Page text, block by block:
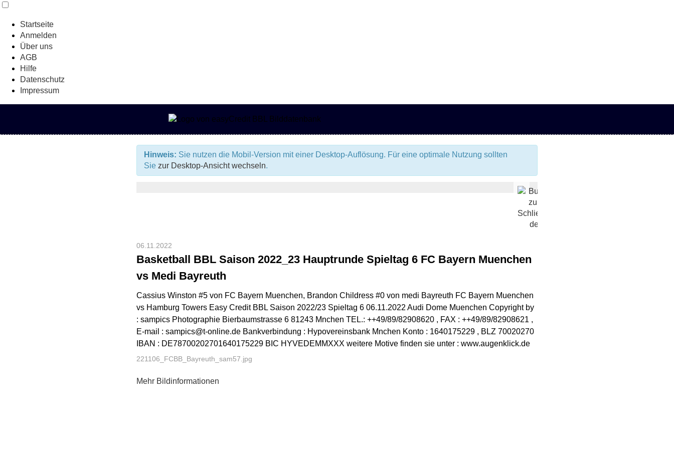
Startseite
Anmelden
Über uns
AGB
Hilfe
Datenschutz
Impressum
Hinweis: Sie nutzen die Mobil-Version mit einer Desktop-Auflösung. Für eine optimale Nutzung sollten
Sie zur Desktop-Ansicht wechseln.
06.11.2022
Basketball BBL Saison 2022_23 Hauptrunde Spieltag 6 FC Bayern Muenchen
vs Medi Bayreuth
Cassius Winston #5 von FC Bayern Muenchen, Brandon Childress #0 von medi Bayreuth FC Bayern Muenchen
vs Hamburg Towers Easy Credit BBL Saison 2022/23 Spieltag 6 06.11.2022 Audi Dome Muenchen Copyright by
: sampics Photographie Bierbaumstrasse 6 81243 Mnchen TEL.: ++49/89/82908620 , FAX : ++49/89/82908621 ,
E-mail : sampics@t-online.de Bankverbindung : Hypovereinsbank Mnchen Konto : 1640175229 , BLZ 70020270
IBAN : DE78700202701640175229 BIC HYVEDEMMXXX weitere Motive finden sie unter : www.augenklick.de
221106_FCBB_Bayreuth_sam57.jpg
Mehr Bildinformationen